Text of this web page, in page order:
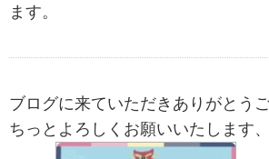
ます。
ブログに来ていただきありがとう
ちっとよろしくお願いいたします